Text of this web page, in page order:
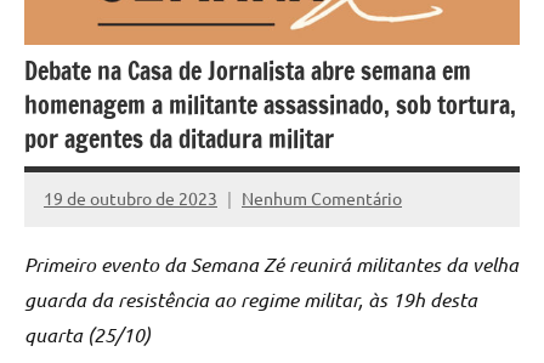
Debate na Casa de Jornalista abre semana em
homenagem a militante assassinado, sob tortura,
por agentes da ditadura militar
19 de outubro de 2023
Assessoria
Nenhum Comentário
Primeiro evento da Semana Zé reunirá militantes da velha
guarda da resistência ao regime militar, às 19h desta
quarta (25/10)